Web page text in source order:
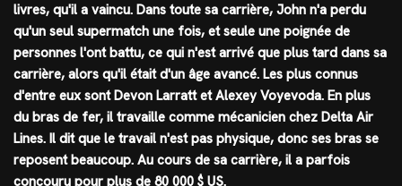
livres, qu'il a vaincu. Dans toute sa carrière, John n'a perdu
qu'un seul supermatch une fois, et seule une poignée de
personnes l'ont battu, ce qui n'est arrivé que plus tard dans sa
carrière, alors qu'il était d'un âge avancé. Les plus connus
d'entre eux sont Devon Larratt et Alexey Voyevoda. En plus
du bras de fer, il travaille comme mécanicien chez Delta Air
Lines. Il dit que le travail n'est pas physique, donc ses bras se
reposent beaucoup. Au cours de sa carrière, il a parfois
concouru pour plus de 80 000 $ US.